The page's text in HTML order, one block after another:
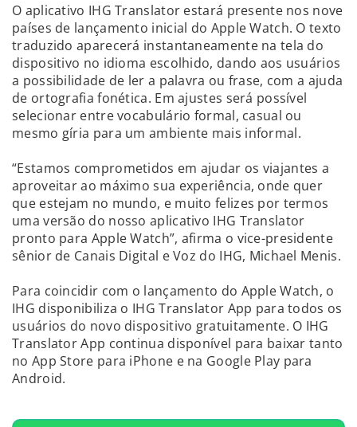
O aplicativo IHG Translator estará presente nos nove
países de lançamento inicial do Apple Watch. O texto
traduzido aparecerá instantaneamente na tela do
dispositivo no idioma escolhido, dando aos usuários
a possibilidade de ler a palavra ou frase, com a ajuda
de ortografia fonética. Em ajustes será possível
selecionar entre vocabulário formal, casual ou
mesmo gíria para um ambiente mais informal.
“Estamos comprometidos em ajudar os viajantes a
aproveitar ao máximo sua experiência, onde quer
que estejam no mundo, e muito felizes por termos
uma versão do nosso aplicativo IHG Translator
pronto para Apple Watch”, afirma o vice-presidente
sênior de Canais Digital e Voz do IHG, Michael Menis.
Para coincidir com o lançamento do Apple Watch, o
IHG disponibiliza o IHG Translator App para todos os
usuários do novo dispositivo gratuitamente. O IHG
Translator App continua disponível para baixar tanto
no App Store para iPhone e na Google Play para
Android.